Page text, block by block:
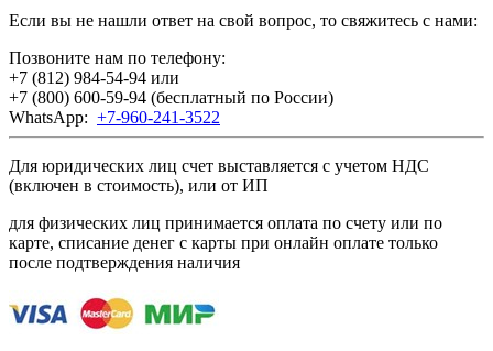
Если вы не нашли ответ на свой вопрос, то свяжитесь с нами:
Позвоните нам по телефону:
+7 (812) 984-54-94 или
+7 (800) 600-59-94 (бесплатный по России)
WhatsApp: +7-960-241-3522
Для юридических лиц счет выставляется с учетом НДС
(включен в стоимость), или от ИП
для физических лиц принимается оплата по счету или по
карте, списание денег с карты при онлайн оплате только
после подтверждения наличия